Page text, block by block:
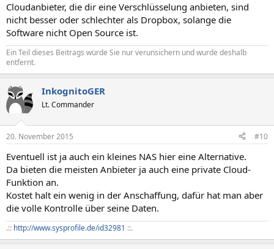
Cloudanbieter, die dir eine Verschlüsselung anbieten, sind
nicht besser oder schlechter als Dropbox, solange die
Software nicht Open Source ist.
Ein Teil dieses Beitrags würde Sie nur verunsichern und wurde deshalb
entfernt.
InkognitoGER
Lt. Commander
20. November 2015 #10
Eventuell ist ja auch ein kleines NAS hier eine Alternative.
Da bieten die meisten Anbieter ja auch eine private Cloud-
Funktion an.
Kostet halt ein wenig in der Anschaffung, dafür hat man aber
die volle Kontrolle über seine Daten.
.:: http://www.sysprofile.de/id32981 ::.